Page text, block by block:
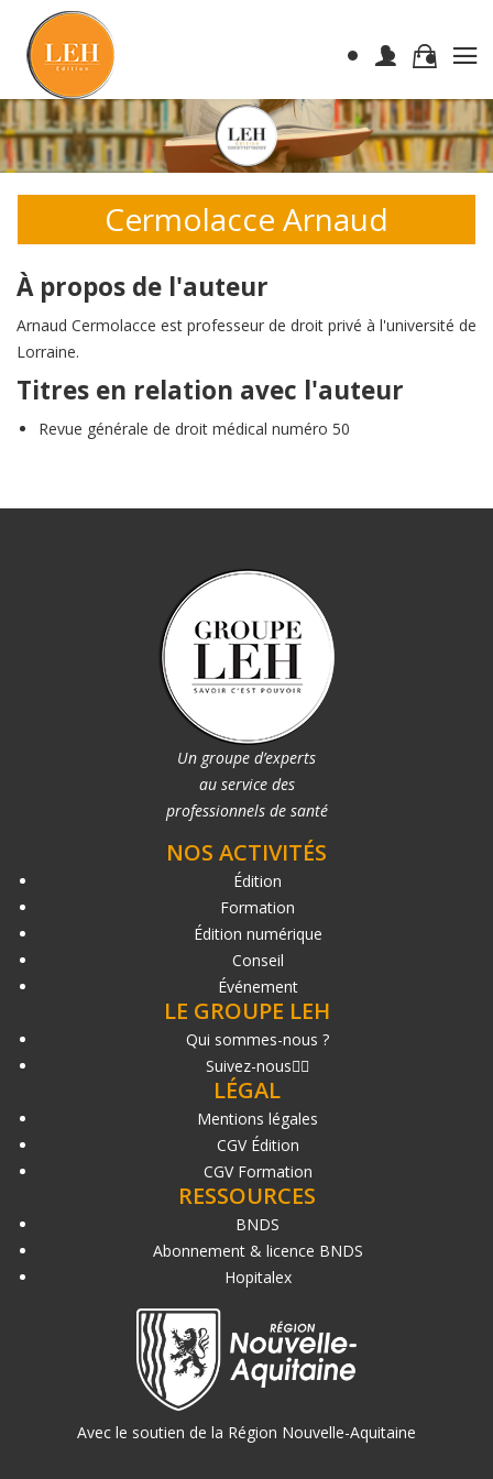
Cermolacce Arnaud
À propos de l'auteur
Arnaud Cermolacce est professeur de droit privé à l'université de
Lorraine.
Titres en relation avec l'auteur
Revue générale de droit médical numéro 50
Un groupe d’experts
au service des
professionnels de santé
NOS ACTIVITÉS
Édition
Formation
Édition numérique
Conseil
Événement
LE GROUPE LEH
Qui sommes-nous ?
Suivez-nous
LÉGAL
Mentions légales
CGV Édition
CGV Formation
RESSOURCES
BNDS
Abonnement & licence BNDS
Hopitalex
Avec le soutien de la Région Nouvelle-Aquitaine